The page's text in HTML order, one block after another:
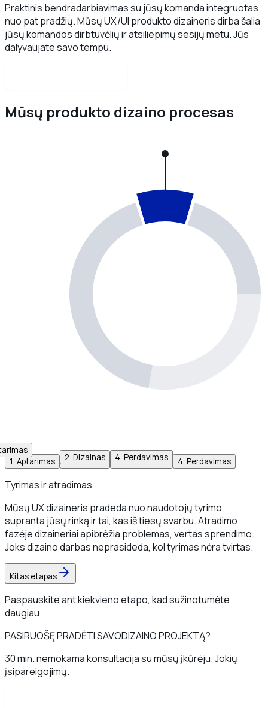
Praktinis bendradarbiavimas su jūsų komanda integruotas
nuo pat pradžių. Mūsų UX/UI produkto dizaineris dirba šalia
jūsų komandos dirbtuvėlių ir atsiliepimų sesijų metu. Jūs
dalyvaujate savo tempu.
Mūsų produkto dizaino procesas
2 Dizainas 3 Testavimas
4 Perdavimas
1 Aptarimas 2. Dizainas 3. Testavimas 4 Perdavimas
Tyrimas ir atradimas
Mūsų UX dizaineris pradeda nuo naudotojų tyrimo,
supranta jūsų rinką ir tai, kas iš tiesų svarbu. Atradimo
fazėje dizaineriai apibrėžia problemas, vertas sprendimo.
Joks dizaino darbas neprasideda, kol tyrimas nėra tvirtas.
Kitas etapas
Paspauskite ant kiekvieno etapo, kad sužinotumėte
daugiau.
PASIRUOŠĘ PRADĖTI SAVODIZAINO PROJEKTĄ?
30 min. nemokama konsultacija su mūsų įkūrėju. Jokių
įsipareigojimų.